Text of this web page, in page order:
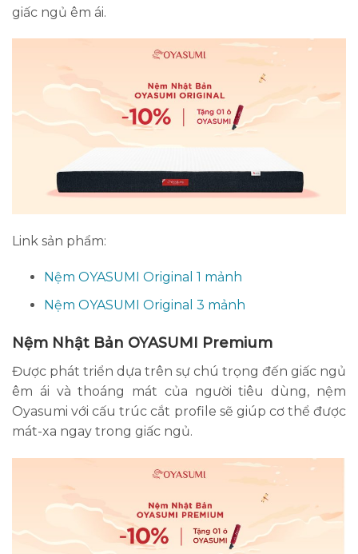
giấc ngủ êm ái.
Link sản phẩm:
Nệm OYASUMI Original 1 mảnh
Nệm OYASUMI Original 3 mảnh
Nệm Nhật Bản OYASUMI Premium
Được phát triển dựa trên sự chú trọng đến giấc ngủ
êm ái và thoáng mát của người tiêu dùng, nệm
Oyasumi với cấu trúc cắt profile sẽ giúp cơ thể được
mát-xa ngay trong giấc ngủ.